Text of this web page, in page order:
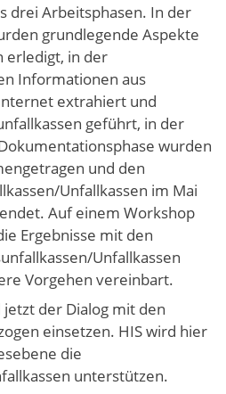
drei Arbeitsphasen. In der
grundlegende Aspekte
erledigt, in der
Informationen aus
extrahiert und
geführt, in der
wurden
und den
Unfallkassen im Mai
Auf einem Workshop
Ergebnisse mit den
Unfallkassen
Vorgehen vereinbart.
der Dialog mit den
einsetzen. HIS wird hier
die
unterstützen.